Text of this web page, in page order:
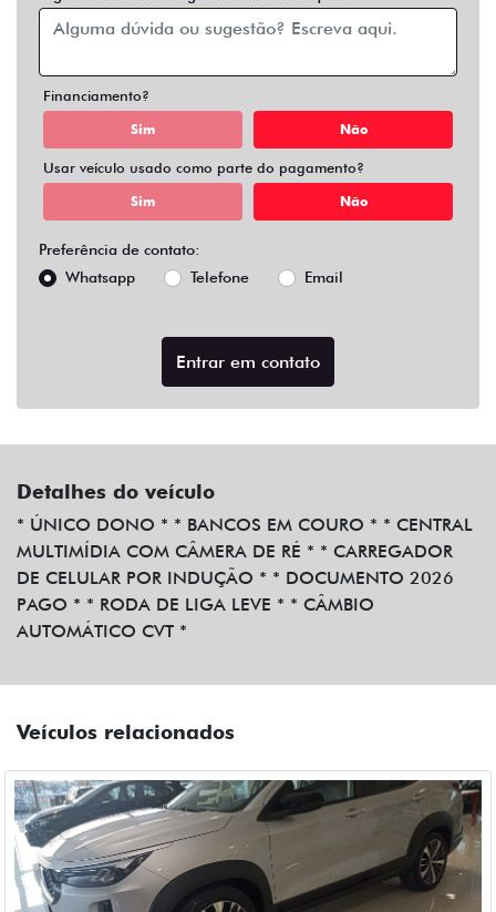
Financiamento?
Sim Não
Usar veículo usado como parte do pagamento?
Sim Não
Preferência de contato:
Whatsapp
Telefone Email
Entrar em contato
Detalhes do veículo
* ÚNICO DONO * * BANCOS EM COURO * * CENTRAL
MULTIMÍDIA COM CÂMERA DE RÉ * * CARREGADOR
DE CELULAR POR INDUÇÃO * * DOCUMENTO 2026
PAGO * * RODA DE LIGA LEVE * * CÂMBIO
AUTOMÁTICO CVT *
Veículos relacionados